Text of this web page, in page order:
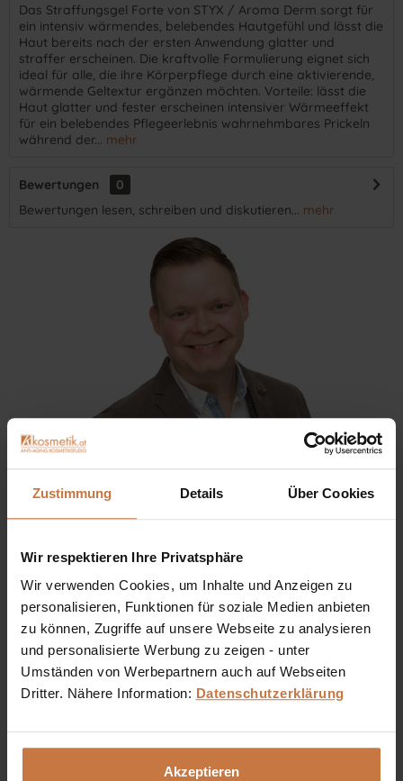
Zustimmung Details Über Cookies
Wir respektieren Ihre Privatsphäre
Wir verwenden Cookies, um Inhalte und Anzeigen zu
personalisieren, Funktionen für soziale Medien anbieten
zu können, Zugriffe auf unsere Webseite zu analysieren
und personalisierte Werbung zu zeigen - unter
Umständen von Werbepartnern auch auf Webseiten
Dritter. Nähere Information: Datenschutzerklärung
Akzeptieren
Das Straffungsgel Forte von STYX / Aroma Derm sorgt für
ein intensiv wärmendes, belebendes Hautgefühl und lässt die
Haut bereits nach der ersten Anwendung glatter und
straffer erscheinen. Die kraftvolle Formulierung eignet sich
ideal für alle, die ihre Körperpflege durch eine aktivierende,
wärmende Geltextur ergänzen möchten. Vorteile: lässt die
Haut glatter und fester erscheinen intensiver Wärmeeffekt
für ein belebendes Pflegeerlebnis wahrnehmbares Prickeln
während der... mehr
Bewertungen
0
Bewertungen lesen, schreiben und diskutieren... mehr
Sie haben eine Frage? Sie wünschen sich eine
kosmetische Produkt richtig anwendet?
Ich stehe Ihnen gerne persönlich zur Verfügung:
+43 (0)699 17 310 310
Dennis Grischek, Inhaber Kosmetikstudio in Graz & kosmetik.at